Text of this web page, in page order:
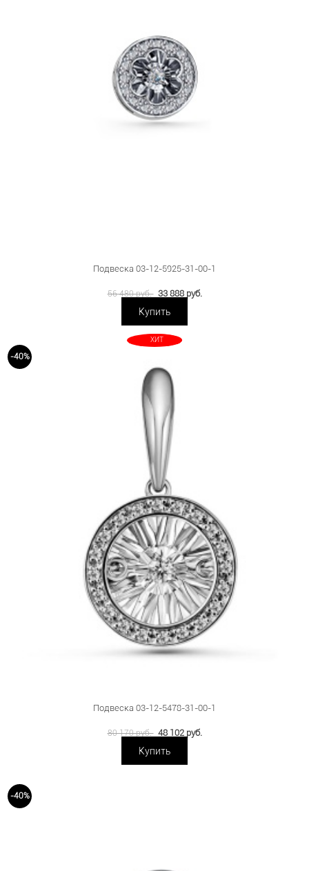
Подвеска 03-12-5925-31-00-1
56 480 руб. 33 888 руб.
Купить
-40%
ХИТ
Подвеска 03-12-5478-31-00-1
80 170 руб. 48 102 руб.
Купить
-40%